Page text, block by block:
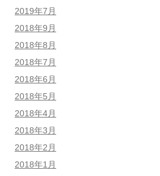
2019年7月
2018年9月
2018年8月
2018年7月
2018年6月
2018年5月
2018年4月
2018年3月
2018年2月
2018年1月